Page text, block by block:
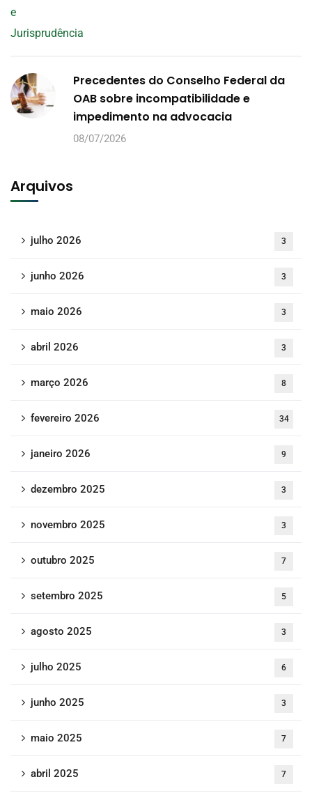
Precedentes do Conselho Federal da
OAB sobre incompatibilidade e
impedimento na advocacia
08/07/2026
Arquivos
julho 2026 3
junho 2026 3
maio 2026 3
abril 2026 3
março 2026 8
fevereiro 2026 34
janeiro 2026 9
dezembro 2025 3
novembro 2025 3
outubro 2025 7
setembro 2025 5
agosto 2025 3
julho 2025 6
junho 2025 3
maio 2025 7
abril 2025 7